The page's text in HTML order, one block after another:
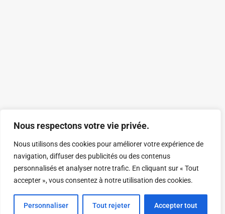
Nous respectons votre vie privée.
Nous utilisons des cookies pour améliorer votre expérience de
navigation, diffuser des publicités ou des contenus
personnalisés et analyser notre trafic. En cliquant sur « Tout
accepter », vous consentez à notre utilisation des cookies.
Personnaliser Tout rejeter Accepter tout